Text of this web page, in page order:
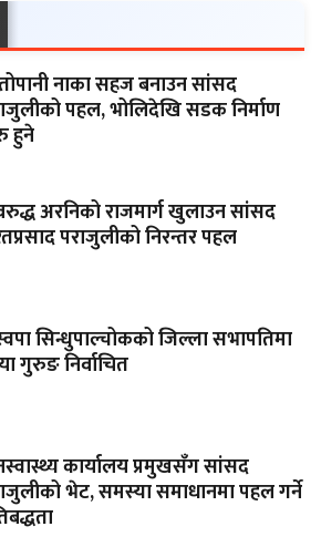
नाका सहज बनाउन सांसद
पहल, भोलिदेखि सडक निर्माण
हुने
अरनिको राजमार्ग खुलाउन सांसद
पराजुलीको निरन्तर पहल
सिन्धुपाल्चोकको जिल्ला सभापतिमा
गुरुङ निर्वाचित
कार्यालय प्रमुखसँग सांसद
भेट, समस्या समाधानमा पहल गर्ने